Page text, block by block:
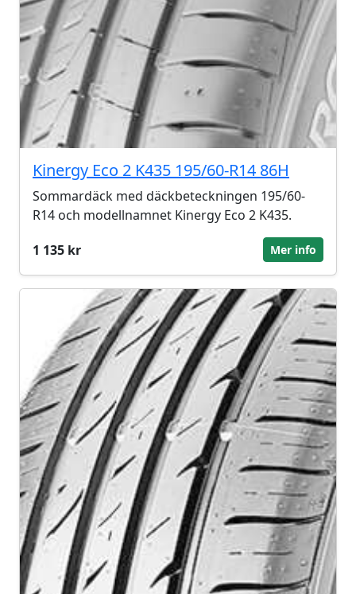
Kinergy Eco 2 K435 195/60-R14 86H
Sommardäck med däckbeteckningen 195/60-
R14 och modellnamnet Kinergy Eco 2 K435.
1 135 kr
Mer info